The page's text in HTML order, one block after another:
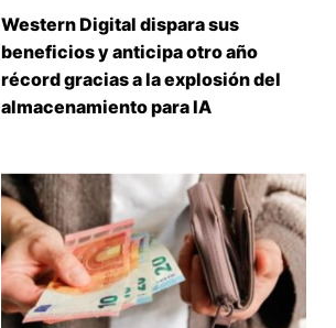
Western Digital dispara sus
beneficios y anticipa otro año
récord gracias a la explosión del
almacenamiento para IA